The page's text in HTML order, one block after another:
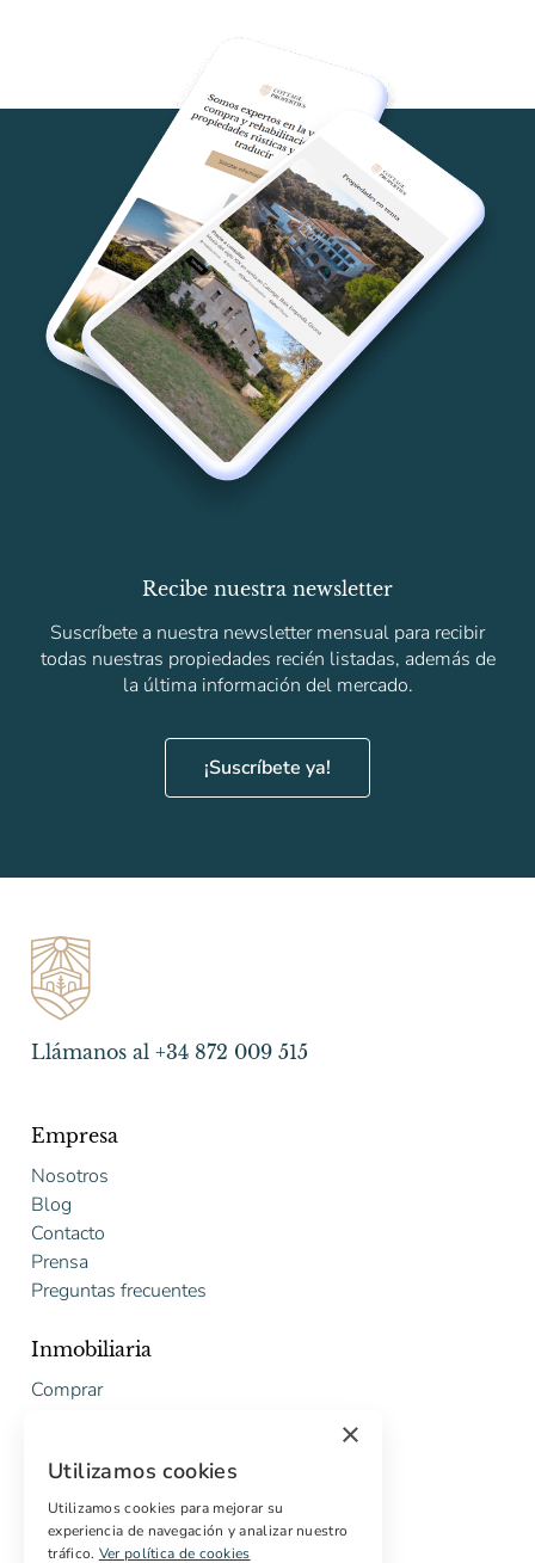
Recibe nuestra newsletter
Suscríbete a nuestra newsletter mensual para recibir
todas nuestras propiedades recién listadas, además de
la última información del mercado.
¡Suscríbete ya!
Llámanos al +34 872 009 515
Empresa
Nosotros
Blog
Contacto
Prensa
Preguntas frecuentes
Inmobiliaria
Comprar
Presupuesto gratuito de rehabilitación
Servicios
Marketing digital
×
Utilizamos cookies
Utilizamos cookies para mejorar su
experiencia de navegación y analizar nuestro
tráfico. Ver política de cookies